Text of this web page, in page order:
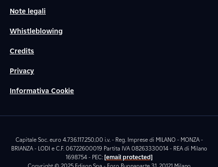
Note legali
Whistleblowing
Credits
Privacy
Informativa Cookie
Capitale Soc. euro 4.736.117.250,00 i.v. - Reg. Imprese di MILANO - MONZA -
BRIANZA - LODI e C.F. 06722600019 Partita IVA 08263330014 - REA di Milano
1698754 - PEC: [email protected]